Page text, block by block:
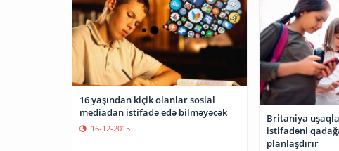
16 yaşından kiçik olanlar sosial
mediadan istifadə edə bilməyəcək
16-12-2015
Britaniya
istifadəni
planlaşdırır